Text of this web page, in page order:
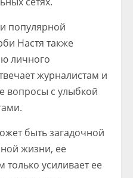
популярной
Настя также
личного
журналистам и
вопросы с улыбкой
быть загадочной
жизни, ее
усиливает ее